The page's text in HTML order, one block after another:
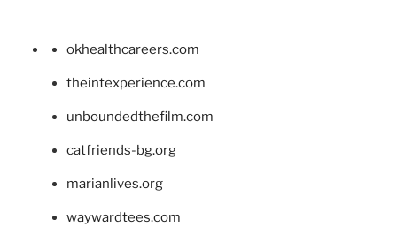
okhealthcareers.com
theintexperience.com
unboundedthefilm.com
catfriends-bg.org
marianlives.org
waywardtees.com